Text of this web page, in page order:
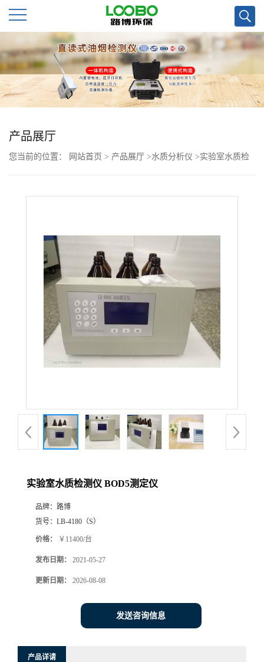
公
司
首
页
公
品
厅
产品展厅
您当前的位置： 网站首页 > 产品展厅 >水质分析仪 >实验室水质检
实验室水质检测仪 BOD5测定仪
品牌： 路博
货号： LB-4180（S）
价格： ￥11400/台
发布日期： 2021-05-27
更新日期： 2026-08-08
发送咨询信息
产品详请